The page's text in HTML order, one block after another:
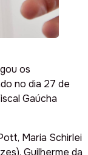
os
no dia 27 de
Gaúcha
Maria Schirlei
Guilherme da